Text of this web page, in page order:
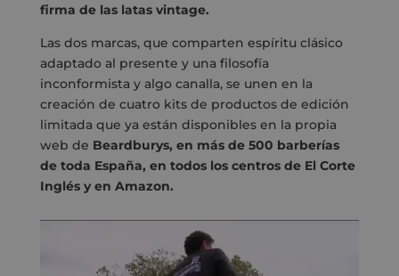
firma de las latas vintage.
Las dos marcas, que comparten espíritu clásico
adaptado al presente y una filosofía
inconformista y algo canalla, se unen en la
creación de cuatro kits de productos de edición
limitada que ya están disponibles en la propia
web de Beardburys, en más de 500 barberías
de toda España, en todos los centros de El Corte
Inglés y en Amazon.